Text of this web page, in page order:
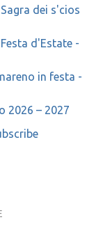
dei s'cios
d'Estate -
in festa -
2026 – 2027